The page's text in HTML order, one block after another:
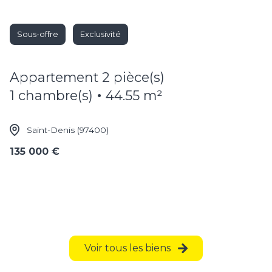
appartement 2 pièce(s)
1 chambre(s)
44.55 m²